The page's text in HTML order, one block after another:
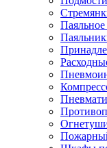
Паяльное